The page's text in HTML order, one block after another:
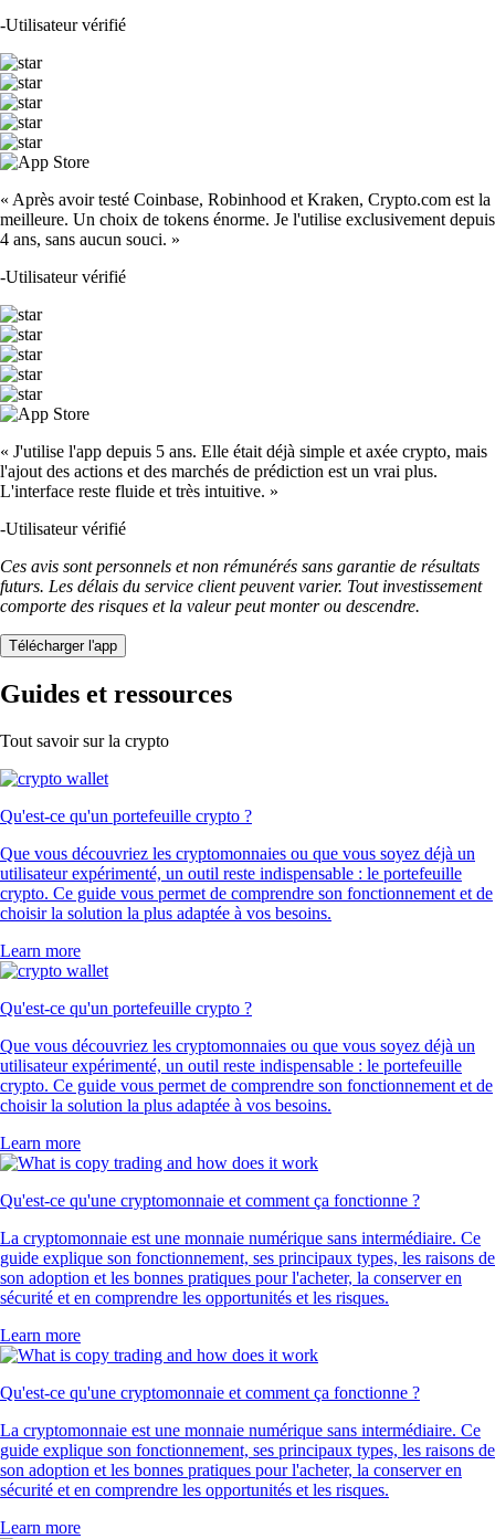
-Utilisateur vérifié
« Après avoir testé Coinbase, Robinhood et Kraken, Crypto.com est la
meilleure. Un choix de tokens énorme. Je l'utilise exclusivement depuis
4 ans, sans aucun souci. »
-Utilisateur vérifié
« J'utilise l'app depuis 5 ans. Elle était déjà simple et axée crypto, mais
l'ajout des actions et des marchés de prédiction est un vrai plus.
L'interface reste fluide et très intuitive. »
-Utilisateur vérifié
Ces avis sont personnels et non rémunérés sans garantie de résultats
futurs. Les délais du service client peuvent varier. Tout investissement
comporte des risques et la valeur peut monter ou descendre.
Télécharger l'app
Guides et ressources
Tout savoir sur la crypto
Qu'est-ce qu'un portefeuille crypto ?
Que vous découvriez les cryptomonnaies ou que vous soyez déjà un
utilisateur expérimenté, un outil reste indispensable : le portefeuille
crypto. Ce guide vous permet de comprendre son fonctionnement et de
choisir la solution la plus adaptée à vos besoins.
Learn more
Qu'est-ce qu'un portefeuille crypto ?
Que vous découvriez les cryptomonnaies ou que vous soyez déjà un
utilisateur expérimenté, un outil reste indispensable : le portefeuille
crypto. Ce guide vous permet de comprendre son fonctionnement et de
choisir la solution la plus adaptée à vos besoins.
Learn more
Qu'est-ce qu'une cryptomonnaie et comment ça fonctionne ?
La cryptomonnaie est une monnaie numérique sans intermédiaire. Ce
guide explique son fonctionnement, ses principaux types, les raisons de
son adoption et les bonnes pratiques pour l'acheter, la conserver en
sécurité et en comprendre les opportunités et les risques.
Learn more
Qu'est-ce qu'une cryptomonnaie et comment ça fonctionne ?
La cryptomonnaie est une monnaie numérique sans intermédiaire. Ce
guide explique son fonctionnement, ses principaux types, les raisons de
son adoption et les bonnes pratiques pour l'acheter, la conserver en
sécurité et en comprendre les opportunités et les risques.
Learn more